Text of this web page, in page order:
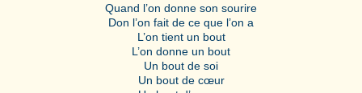
Quand l’on donne son sourire
Don l’on fait de ce que l’on a
L’on tient un bout
L’on donne un bout
Un bout de soi
Un bout de cœur